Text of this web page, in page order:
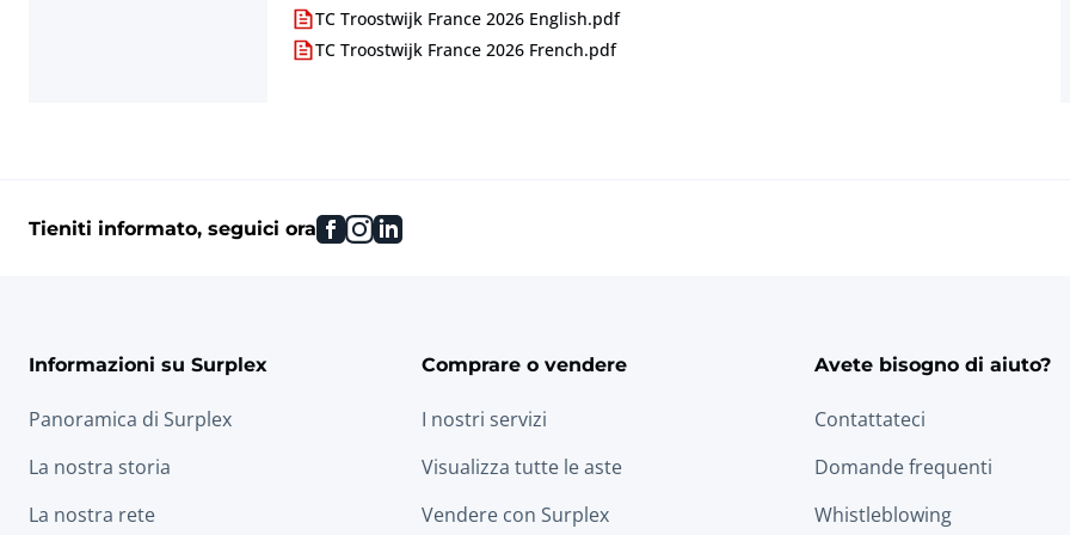
TC Troostwijk France 2026 English.pdf
TC Troostwijk France 2026 French.pdf
Tieniti informato, seguici ora facebook
instagram
linkedin
Informazioni su Surplex
Panoramica di Surplex
La nostra storia
La nostra rete
Comprare o vendere
I nostri servizi
Visualizza tutte le aste
Vendere con Surplex
Avete bisogno di aiuto?
Contattateci
Domande frequenti
Whistleblowing